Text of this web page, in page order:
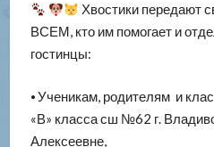
Хвостики передают
ВСЕМ, кто им помогает и
гостинцы:
⦁ Ученикам, родителям и
«В» класса сш №62 г.
Алексеевне,